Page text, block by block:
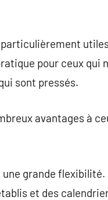
pour ceux qui
sont pressés.
avantages à
grande
et des